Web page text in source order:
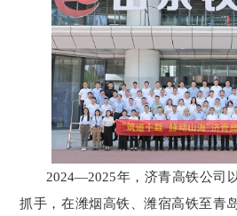
2024—2025年，济青高铁公司
抓手，在潍烟高铁、潍宿高铁至青